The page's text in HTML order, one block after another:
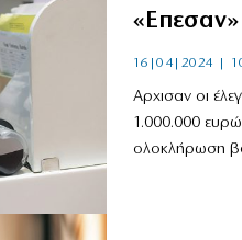
16|04|2024 |
Αρχισαν οι
1.000.000
ολοκλήρωση